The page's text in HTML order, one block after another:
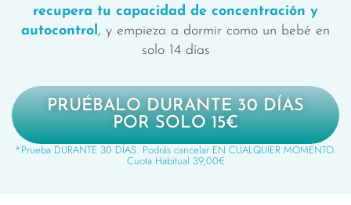
recupera tu capacidad de concentración y
autocontrol, y empieza a dormir como un bebé en
solo 14 días
PRUÉBALO DURANTE 30 DÍAS
POR SOLO 15€
*Prueba DURANTE 30 DÍAS. Podrás cancelar EN CUALQUIER MOMENTO.
Cuota Habitual 39,00€